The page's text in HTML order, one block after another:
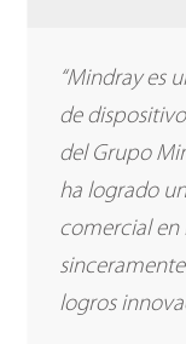
“Mindray es
de
del Grupo
ha logrado
comercial en
logros